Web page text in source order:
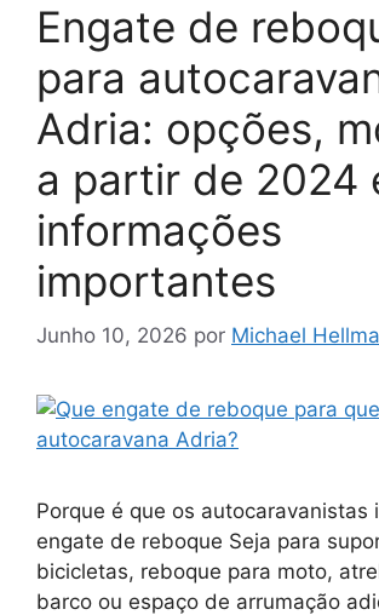
Engate de
para
Adria: opções,
a partir de 2024
informações
importantes
Junho 10, 2026 por Michael
Porque é que os autocaravanistas
engate de reboque Seja para
bicicletas, reboque para moto,
barco ou espaço de arrumação